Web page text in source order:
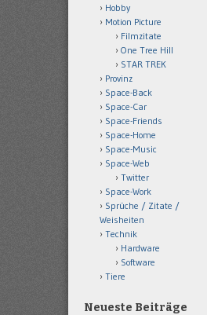
Hobby
Motion Picture
Filmzitate
One Tree Hill
STAR TREK
Provinz
Space-Back
Space-Car
Space-Friends
Space-Home
Space-Music
Space-Web
Twitter
Space-Work
Sprüche / Zitate /
Weisheiten
Technik
Hardware
Software
Tiere
Neueste Beiträge